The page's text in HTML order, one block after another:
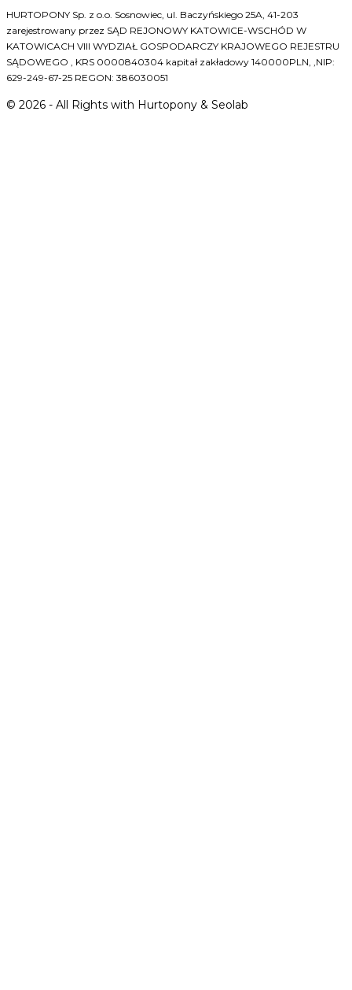
HURTOPONY Sp. z o.o. Sosnowiec, ul. Baczyńskiego 25A, 41-203
zarejestrowany przez SĄD REJONOWY KATOWICE-WSCHÓD W
KATOWICACH VIII WYDZIAŁ GOSPODARCZY KRAJOWEGO REJESTRU
SĄDOWEGO , KRS 0000840304 kapitał zakładowy 140000PLN, ,NIP:
629-249-67-25 REGON: 386030051
© 2026 - All Rights with Hurtopony & Seolab